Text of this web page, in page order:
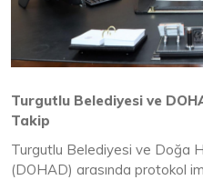
Turgutlu Belediyesi ve
Takip
Turgutlu Belediyesi ve Doğa
(DOHAD) arasında protokol